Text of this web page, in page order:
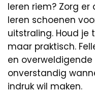
leren riem? Zorg
leren schoenen
uitstraling. Houd je
maar praktisch.
en
onverstandig
indruk wil maken.